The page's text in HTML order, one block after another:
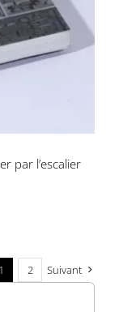
par l’escalier
1 2 Suivant